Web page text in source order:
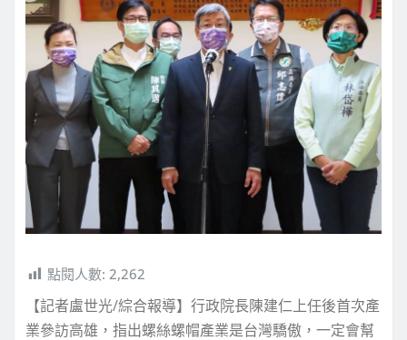
點閱人數: 2,262
【記者盧世光/綜合報導】行政院長陳建仁上任後首次產
業參訪高雄，指出螺絲螺帽產業是台灣驕傲，一定會幫